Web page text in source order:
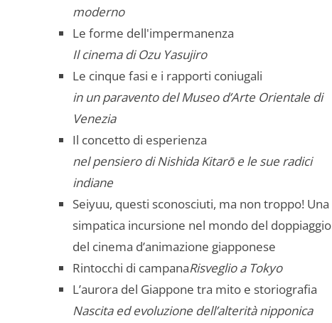
moderno
Le forme dell'impermanenza
Il cinema di Ozu Yasujiro
Le cinque fasi e i rapporti coniugali
in un paravento del Museo d’Arte Orientale di
Venezia
Il concetto di esperienza
nel pensiero di Nishida Kitarō e le sue radici
indiane
Seiyuu, questi sconosciuti, ma non troppo! Una
simpatica incursione nel mondo del doppiaggio
del cinema d’animazione giapponese
Rintocchi di campanaRisveglio a Tokyo
L’aurora del Giappone tra mito e storiografia
Nascita ed evoluzione dell’alterità nipponica